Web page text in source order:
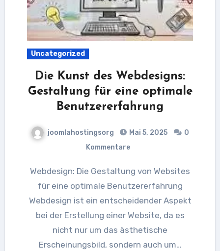
Uncategorized
Die Kunst des Webdesigns:
Gestaltung für eine optimale
Benutzererfahrung
joomlahostingsorg Mai 5, 2025
0
Kommentare
Webdesign: Die Gestaltung von Websites
für eine optimale Benutzererfahrung
Webdesign ist ein entscheidender Aspekt
bei der Erstellung einer Website, da es
nicht nur um das ästhetische
Erscheinungsbild, sondern auch um…